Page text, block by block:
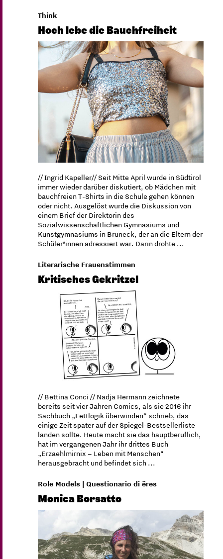
Think
Hoch lebe die Bauchfreiheit
// Ingrid Kapeller// Seit Mitte April wurde in Südtirol
immer wieder darüber diskutiert, ob Mädchen mit
bauchfreien T-Shirts in die Schule gehen können
oder nicht. Ausgelöst wurde die Diskussion von
einem Brief der Direktorin des
Sozialwissenschaftlichen Gymnasiums und
Kunstgymnasiums in Bruneck, der an die Eltern der
Schüler*innen adressiert war. Darin drohte ...
Literarische Frauenstimmen
Kritisches Gekritzel
// Bettina Conci // Nadja Hermann zeichnete
bereits seit vier Jahren Comics, als sie 2016 ihr
Sachbuch „Fettlogik überwinden“ schrieb, das
einige Zeit später auf der Spiegel-Bestsellerliste
landen sollte. Heute macht sie das hauptberuflich,
hat im vergangenen Jahr ihr drittes Buch
„Erzaehlmirnix – Leben mit Menschen“
herausgebracht und befindet sich ...
Role Models | Questionario di ëres
Monica Borsatto